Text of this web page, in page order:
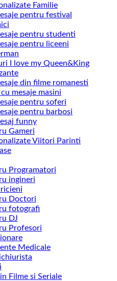
Familie
pentru festival
pentru studenti
pentru liceeni
I love my Queen&King
din filme romanesti
mesaje masini
pentru soferi
pentru barbosi
funny
Gameri
Viitori Parinti
Programatori
ingineri
Doctori
fotografi
DJ
Profesori
Medicale
Filme si Seriale